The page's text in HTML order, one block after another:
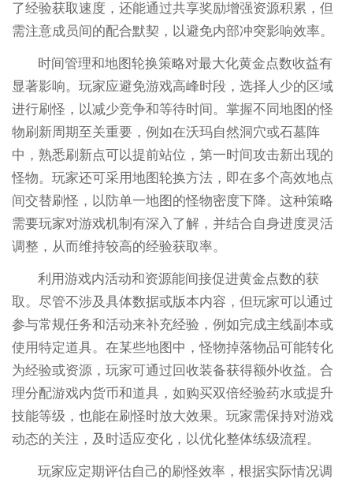
了经验获取速度，还能通过共享奖励增强资源积累，但
需注意成员间的配合默契，以避免内部冲突影响效率。
时间管理和地图轮换策略对最大化黄金点数收益有
显著影响。玩家应避免游戏高峰时段，选择人少的区域
进行刷怪，以减少竞争和等待时间。掌握不同地图的怪
物刷新周期至关重要，例如在沃玛自然洞穴或石墓阵
中，熟悉刷新点可以提前站位，第一时间攻击新出现的
怪物。玩家还可采用地图轮换方法，即在多个高效地点
间交替刷怪，以防单一地图的怪物密度下降。这种策略
需要玩家对游戏机制有深入了解，并结合自身进度灵活
调整，从而维持较高的经验获取率。
利用游戏内活动和资源能间接促进黄金点数的获
取。尽管不涉及具体数据或版本内容，但玩家可以通过
参与常规任务和活动来补充经验，例如完成主线副本或
使用特定道具。在某些地图中，怪物掉落物品可能转化
为经验或资源，玩家可通过回收装备获得额外收益。合
理分配游戏内货币和道具，如购买双倍经验药水或提升
技能等级，也能在刷怪时放大效果。玩家需保持对游戏
动态的关注，及时适应变化，以优化整体练级流程。
玩家应定期评估自己的刷怪效率，根据实际情况调